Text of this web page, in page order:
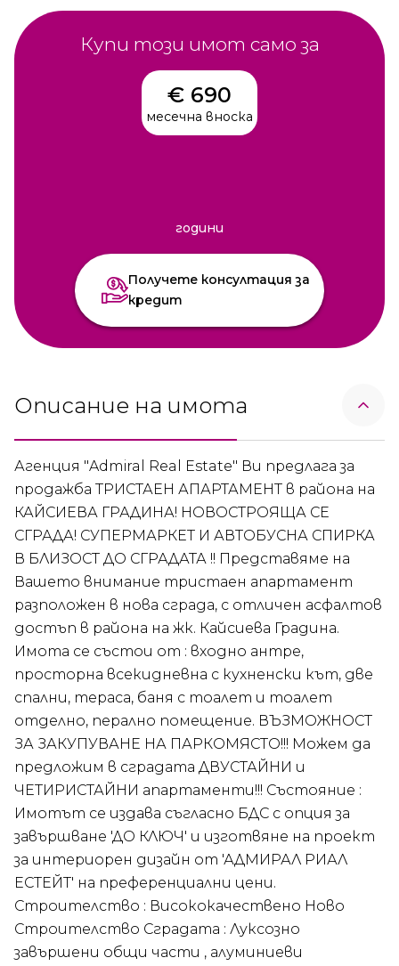
Купи този имот само за
€ 690
месечна вноска
години
Получете консултация за
кредит
Описание на имота
Агенция "Admiral Real Estate" Ви предлага за
продажба ТРИСТАЕН АПАРТАМЕНТ в района на
КАЙСИЕВА ГРАДИНА! НОВОСТРОЯЩА СЕ
СГРАДА! СУПЕРМАРКЕТ И АВТОБУСНА СПИРКА
В БЛИЗОСТ ДО СГРАДАТА !! Представяме на
Вашето внимание тристаен апартамент
разположен в нова сграда, с отличен асфалтов
достъп в района на жк. Кайсиева Градина.
Имота се състои от : входно антре,
просторна всекидневна с кухненски кът, две
спални, тераса, баня с тоалет и тоалет
отделно, перално помещение. ВЪЗМОЖНОСТ
ЗА ЗАКУПУВАНЕ НА ПАРКОМЯСТО!!! Можем да
предложим в сградата ДВУСТАЙНИ и
ЧЕТИРИСТАЙНИ апартаменти!!! Състояние :
Имотът се издава съгласно БДС с опция за
завършване 'ДО КЛЮЧ' и изготвяне на проект
за интериорен дизайн от 'АДМИРАЛ РИАЛ
ЕСТЕЙТ' на преференциални цени.
Строителство : Висококачествено Ново
Строителство Сградата : Луксозно
завършени общи части , алуминиеви